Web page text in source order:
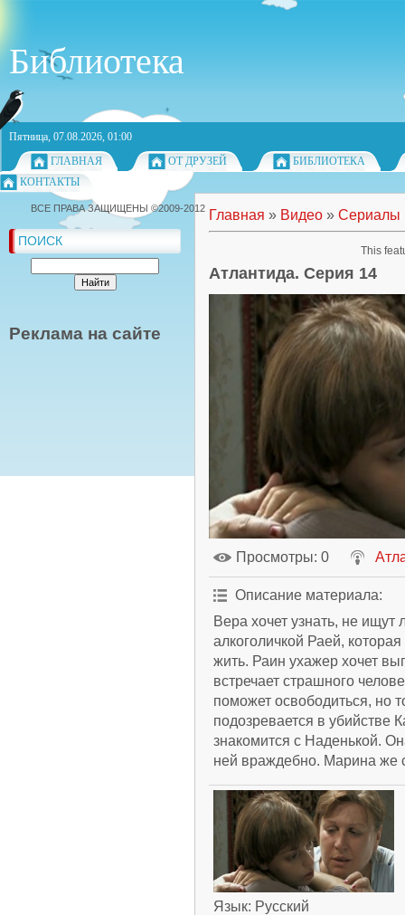
Библиотека
Пятница, 07.08.2026, 01:00
ГЛАВНАЯ
ОТ ДРУЗЕЙ
БИБЛИОТЕКА
КОНТАКТЫ
ПОИСК
Реклама на сайте
Главная » Видео » Сериалы
Атлантида. Серия 14
Просмотры: 0
Описание материала:
Вера хочет узнать, не ищут
алкоголичкой Раей,
жить. Раин ухажер хочет
встречает страшного
поможет освободиться, но
подозревается в убийстве
знакомится с Наденькой.
ней враждебно. Марина же
Язык: Русский
ВСЕ ПРАВА ЗАЩИЩЕНЫ ©2009-2012
This